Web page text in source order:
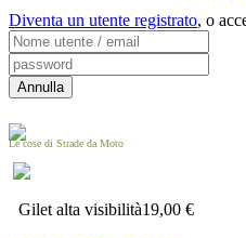
Diventa un utente registrato, o
Le cose di Strade da Moto
Gilet alta visibilità19,00 €